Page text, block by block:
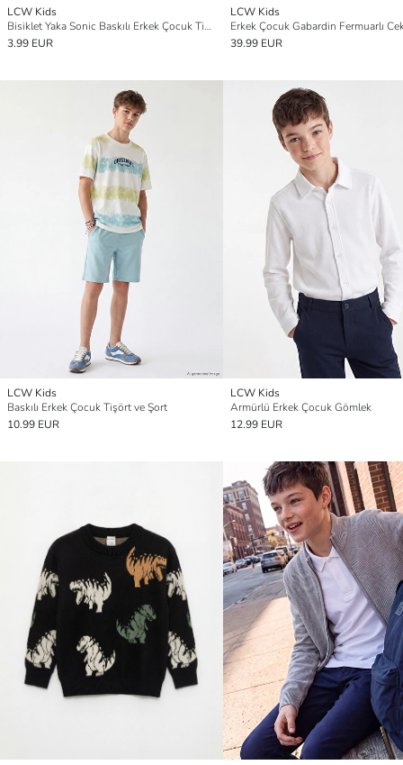
LCW Kids
Bisiklet Yaka Sonic Baskılı Erkek Çocuk Tişört
3.99 EUR
LCW Kids
Erkek Çocuk Gabardin Fermuarlı
39.99 EUR
LCW Kids
Baskılı Erkek Çocuk Tişört ve Şort
10.99 EUR
LCW Kids
Armürlü Erkek Çocuk Gömlek
12.99 EUR